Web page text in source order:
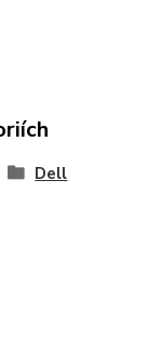
Dell